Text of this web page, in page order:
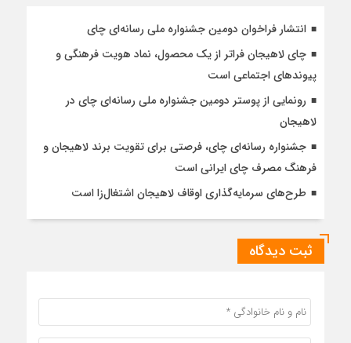
انتشار فراخوان دومین جشنواره ملی رسانه‌ای چای
چای لاهیجان فراتر از یک محصول، نماد هویت فرهنگی و
پیوندهای اجتماعی است
رونمایی از پوستر دومین جشنواره ملی رسانه‌ای چای در
لاهیجان
جشنواره رسانه‌ای چای، فرصتی برای تقویت برند لاهیجان و
فرهنگ مصرف چای ایرانی است
طرح‌های سرمایه‌گذاری اوقاف لاهیجان اشتغال‌زا است
ثبت دیدگاه